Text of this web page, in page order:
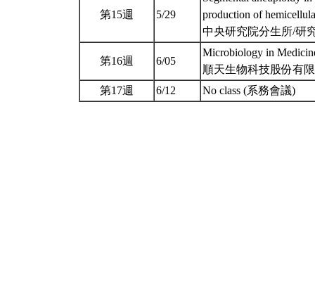
第15週 5/29
production of
中央研究院分生所/研
第16週 6/05
Microbiology in
順天生物科技股份有
第17週
6/12 No class (系務會議)